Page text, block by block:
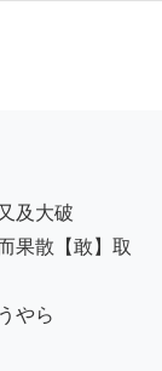
及大破
果散【敢】取
やら